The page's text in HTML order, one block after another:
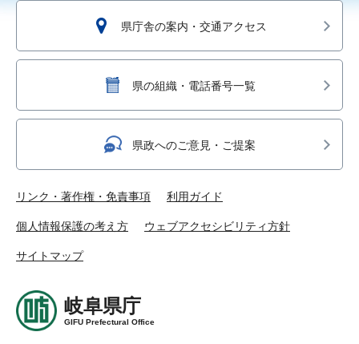
県庁舎の案内・交通アクセス
県の組織・電話番号一覧
県政へのご意見・ご提案
リンク・著作権・免責事項 利用ガイド
個人情報保護の考え方 ウェブアクセシビリティ方針
サイトマップ
岐阜県庁
GIFU Prefectural Office